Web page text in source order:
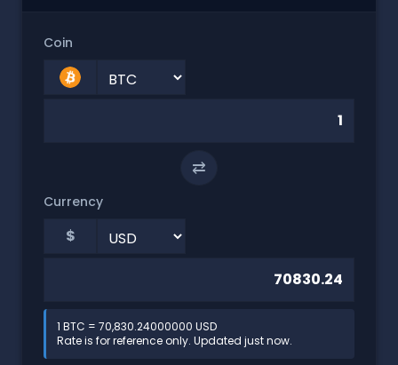
Coin
⇄
Currency
$
1 BTC = 70,830.24000000 USD
Rate is for reference only. Updated just now.